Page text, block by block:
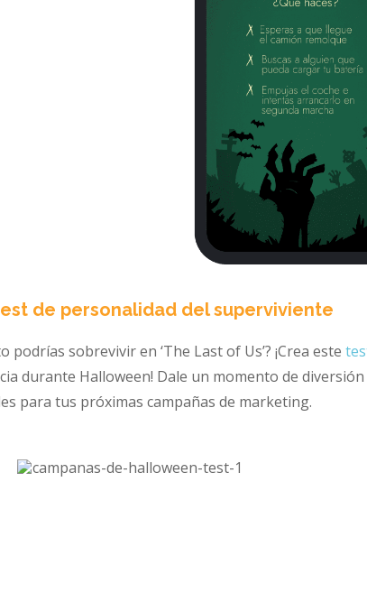
de personalidad del superviviente
podrías sobrevivir en ‘The Last of Us’? ¡Crea este
durante Halloween! Dale un momento de
para tus próximas campañas de marketing.